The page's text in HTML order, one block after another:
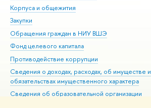
Корпуса и общежития
Закупки
Обращения граждан в НИУ ВШЭ
Фонд целевого капитала
Противодействие коррупции
Сведения о доходах, расходах, об имуществе и
обязательствах имущественного характера
Сведения об образовательной организации